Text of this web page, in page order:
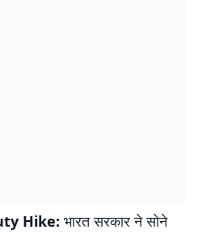
Hike: भारत सरकार ने सोने